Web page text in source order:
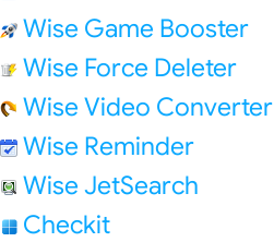
Wise Game Booster
Wise Force Deleter
Wise Video Converter
Wise Reminder
Wise JetSearch
Checkit